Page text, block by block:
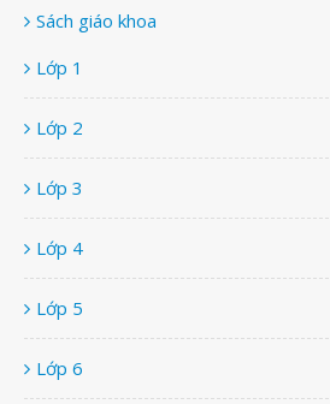
Sách giáo khoa
Lớp 1
Lớp 2
Lớp 3
Lớp 4
Lớp 5
Lớp 6